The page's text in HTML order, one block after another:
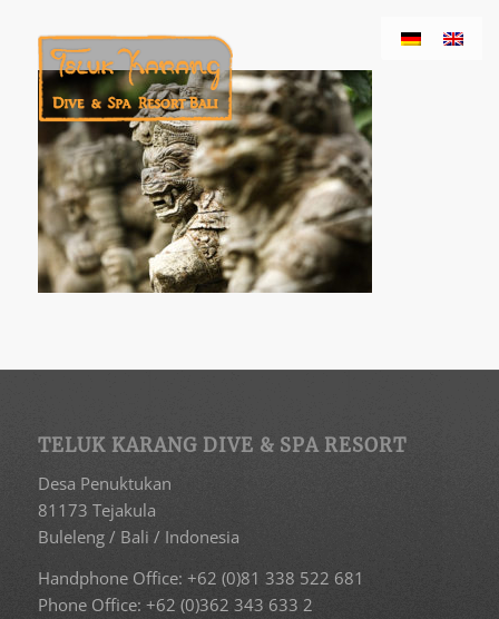
TELUK KARANG DIVE & SPA RESORT
Desa Penuktukan
81173 Tejakula
Buleleng / Bali / Indonesia
Handphone Office: +62 (0)81 338 522 681
Phone Office: +62 (0)362 343 633 2